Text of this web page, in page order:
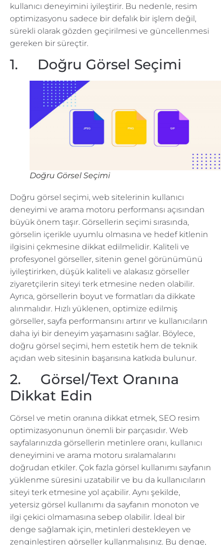
kullanıcı deneyimini iyileştirir. Bu nedenle, resim
optimizasyonu sadece bir defalık bir işlem değil,
sürekli olarak gözden geçirilmesi ve güncellenmesi
gereken bir süreçtir.
1. Doğru Görsel Seçimi
Doğru Görsel Seçimi
Doğru görsel seçimi, web sitelerinin kullanıcı
deneyimi ve arama motoru performansı açısından
büyük önem taşır. Görsellerin seçimi sırasında,
görselin içerikle uyumlu olmasına ve hedef kitlenin
ilgisini çekmesine dikkat edilmelidir. Kaliteli ve
profesyonel görseller, sitenin genel görünümünü
iyileştirirken, düşük kaliteli ve alakasız görseller
ziyaretçilerin siteyi terk etmesine neden olabilir.
Ayrıca, görsellerin boyut ve formatları da dikkate
alınmalıdır. Hızlı yüklenen, optimize edilmiş
görseller, sayfa performansını artırır ve kullanıcıların
daha iyi bir deneyim yaşamasını sağlar. Böylece,
doğru görsel seçimi, hem estetik hem de teknik
açıdan web sitesinin başarısına katkıda bulunur.
2. Görsel/Text Oranına
Dikkat Edin
Görsel ve metin oranına dikkat etmek, SEO resim
optimizasyonunun önemli bir parçasıdır. Web
sayfalarınızda görsellerin metinlere oranı, kullanıcı
deneyimini ve arama motoru sıralamalarını
doğrudan etkiler. Çok fazla görsel kullanımı sayfanın
yüklenme süresini uzatabilir ve bu da kullanıcıların
siteyi terk etmesine yol açabilir. Aynı şekilde,
yetersiz görsel kullanımı da sayfanın monoton ve
ilgi çekici olmamasına sebep olabilir. İdeal bir
denge sağlamak için, metinleri destekleyen ve
zenginleştiren görseller kullanmalısınız. Bu denge,